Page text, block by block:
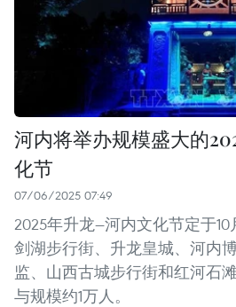
河内将举办规模盛大的
化节
07/06/2025 07:49
2025年升龙—河内文化节定于10
剑湖步行街、升龙皇城、河内
监、山西古城步行街和红河石
与规模约1万人。